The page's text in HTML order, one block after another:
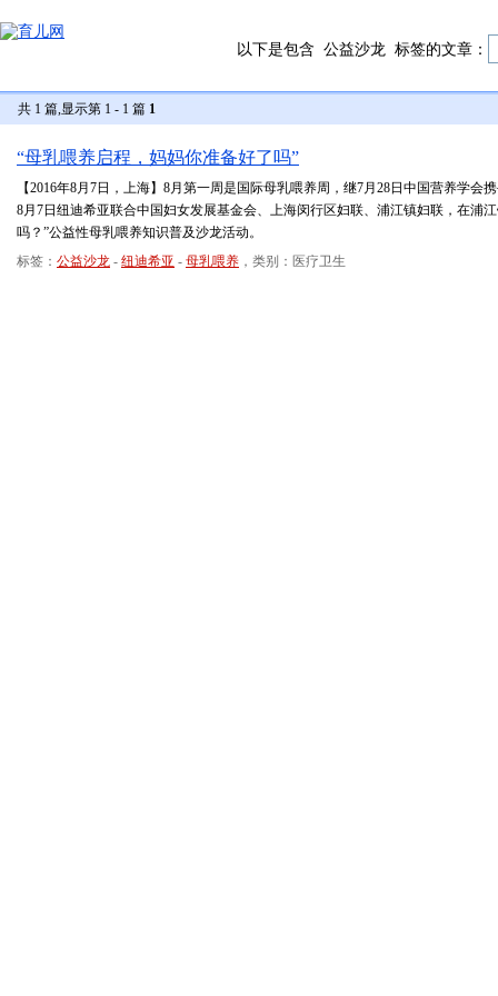
以下是包含 公益沙龙 标签的文章：
共 1 篇,显示第 1 - 1 篇 1
“母乳喂养启程，妈妈你准备好了吗”
【2016年8月7日，上海】8月第一周是国际母乳喂养周，继7月28日中国营养学
8月7日纽迪希亚联合中国妇女发展基金会、上海闵行区妇联、浦江镇妇联，在浦
吗？”公益性母乳喂养知识普及沙龙活动。
标签： 公益沙龙 - 纽迪希亚 - 母乳喂养 ，类别：医疗卫生